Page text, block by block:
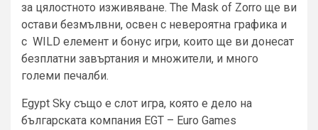
за цялостното изживяване. The Mask of Zorro ще ви
остави безмълвни, освен с невероятна графика и
с WILD елемент и бонус игри, които ще ви донесат
безплатни завъртания и множители, и много
големи печалби.
Egypt Sky също е слот игра, която е дело на
българската компания EGT – Euro Games